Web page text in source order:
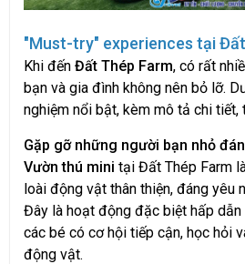
"Must-try" experiences tại
Khi đến Đất Thép Farm, có rất
bạn và gia đình không nên bỏ lỡ.
nghiệm nổi bật, kèm mô tả chi tiết,
Gặp gỡ những người bạn nhỏ
Vườn thú mini tại Đất Thép Farm
loài động vật thân thiện, đáng yêu
Đây là hoạt động đặc biệt hấp
các bé có cơ hội tiếp cận, học hỏi
động vật.